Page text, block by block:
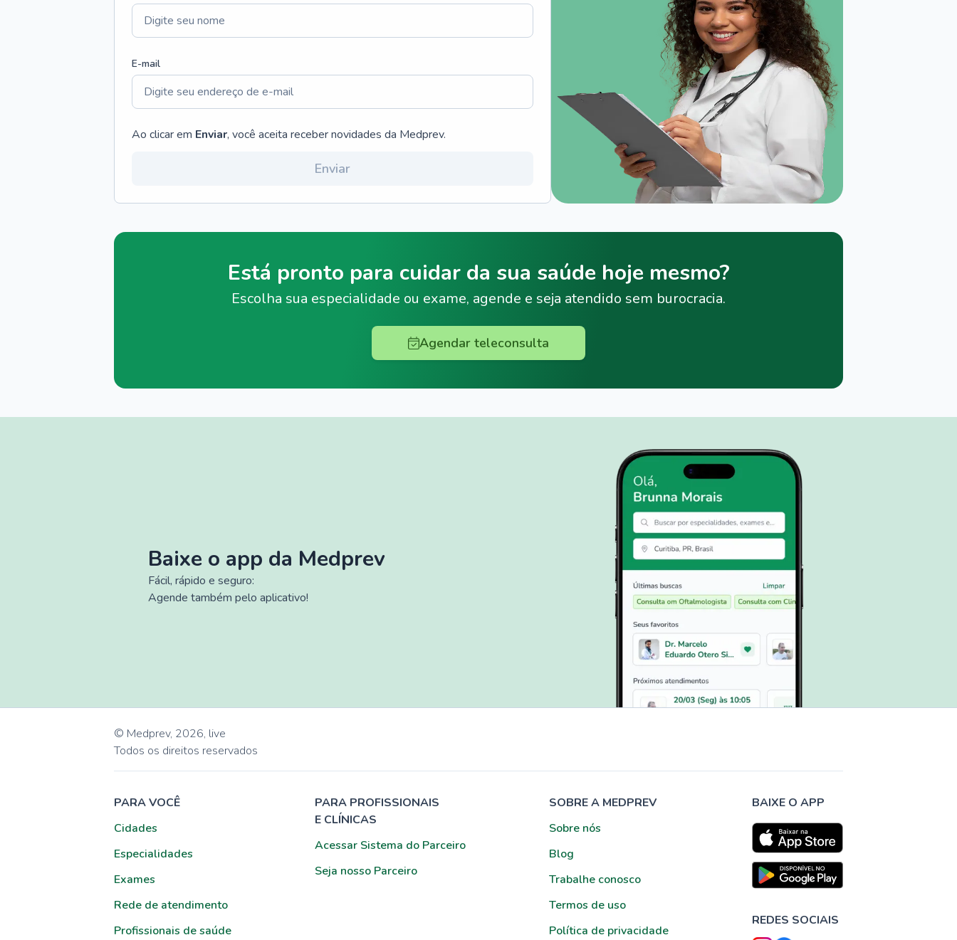
E-mail
Ao clicar em Enviar, você aceita receber novidades da Medprev.
Enviar
Está pronto para cuidar da sua saúde hoje mesmo?
Escolha sua especialidade ou exame, agende e seja atendido sem burocracia.
Agendar teleconsulta
Baixe o app da Medprev
Fácil, rápido e seguro:
Agende também pelo aplicativo!
© Medprev, 2026, live
Todos os direitos reservados
PARA VOCÊ
Cidades
Especialidades
Exames
Rede de atendimento
Profissionais de saúde
PARA PROFISSIONAIS
E CLÍNICAS
Acessar Sistema do Parceiro
Seja nosso Parceiro
SOBRE A MEDPREV
Sobre nós
Blog
Trabalhe conosco
Termos de uso
Política de privacidade
BAIXE O APP
REDES SOCIAIS